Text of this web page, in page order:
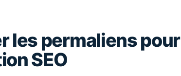
les permaliens pour
SEO